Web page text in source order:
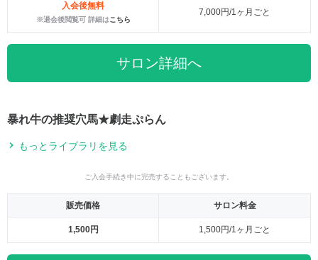
入会後無料
※退会後閲覧可 詳細はこちら
7,000円/1ヶ月ごと
サロン詳細へ
暴れ牛の推奨穴馬★劇走ぷらん
もっとライブラリを見る
ご入会手続き中に完売することもございます。
販売価格 サロン料金
1,500円 1,500円/1ヶ月ごと